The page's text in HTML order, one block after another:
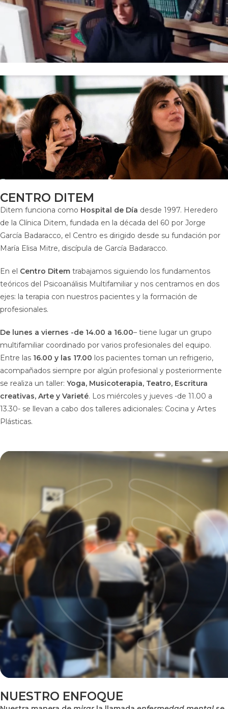
CENTRO DITEM
Ditem funciona como Hospital de Día desde 1997. Heredero
de la Clínica Ditem, fundada en la década del 60 por Jorge
García Badaracco, el Centro es dirigido desde su fundación por
María Elisa Mitre, discípula de García Badaracco.
En el Centro Ditem trabajamos siguiendo los fundamentos
teóricos del Psicoanálisis Multifamiliar y nos centramos en dos
ejes: la terapia con nuestros pacientes y la formación de
profesionales.
De lunes a viernes -de 14.00 a 16.00– tiene lugar un grupo
multifamiliar coordinado por varios profesionales del equipo.
Entre las 16.00 y las 17.00 los pacientes toman un refrigerio,
acompañados siempre por algún profesional y posteriormente
se realiza un taller: Yoga, Musicoterapia, Teatro, Escritura
creativas, Arte y Varieté. Los miércoles y jueves -de 11.00 a
13.30- se llevan a cabo dos talleres adicionales: Cocina y Artes
Plásticas.
NUESTRO ENFOQUE